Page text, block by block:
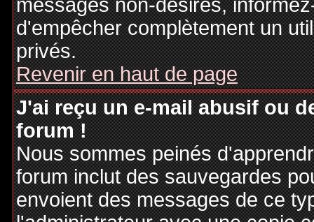
messages non-désirés,
d'empêcher complètement un
privés.
Revenir en haut de page
J'ai reçu un e-mail abusif ou
forum !
Nous sommes peinés
forum inclut des sauvegardes
envoient des messages de ce